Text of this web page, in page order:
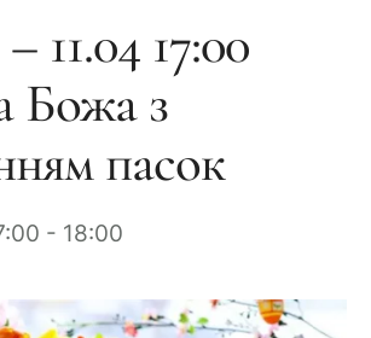
11.04 17:00
Божа з
пасок
- 18:00